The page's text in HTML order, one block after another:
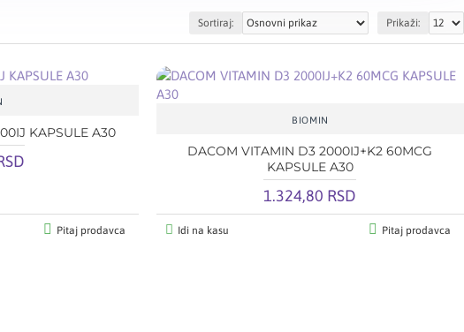
Sortiraj: Prikaži:
KAPSULE A30
Pitaj prodavca
BIOMIN
DACOM VITAMIN D3 2000IJ+K2 60MCG
KAPSULE A30
1.324,80 RSD
Idi na kasu Pitaj prodavca